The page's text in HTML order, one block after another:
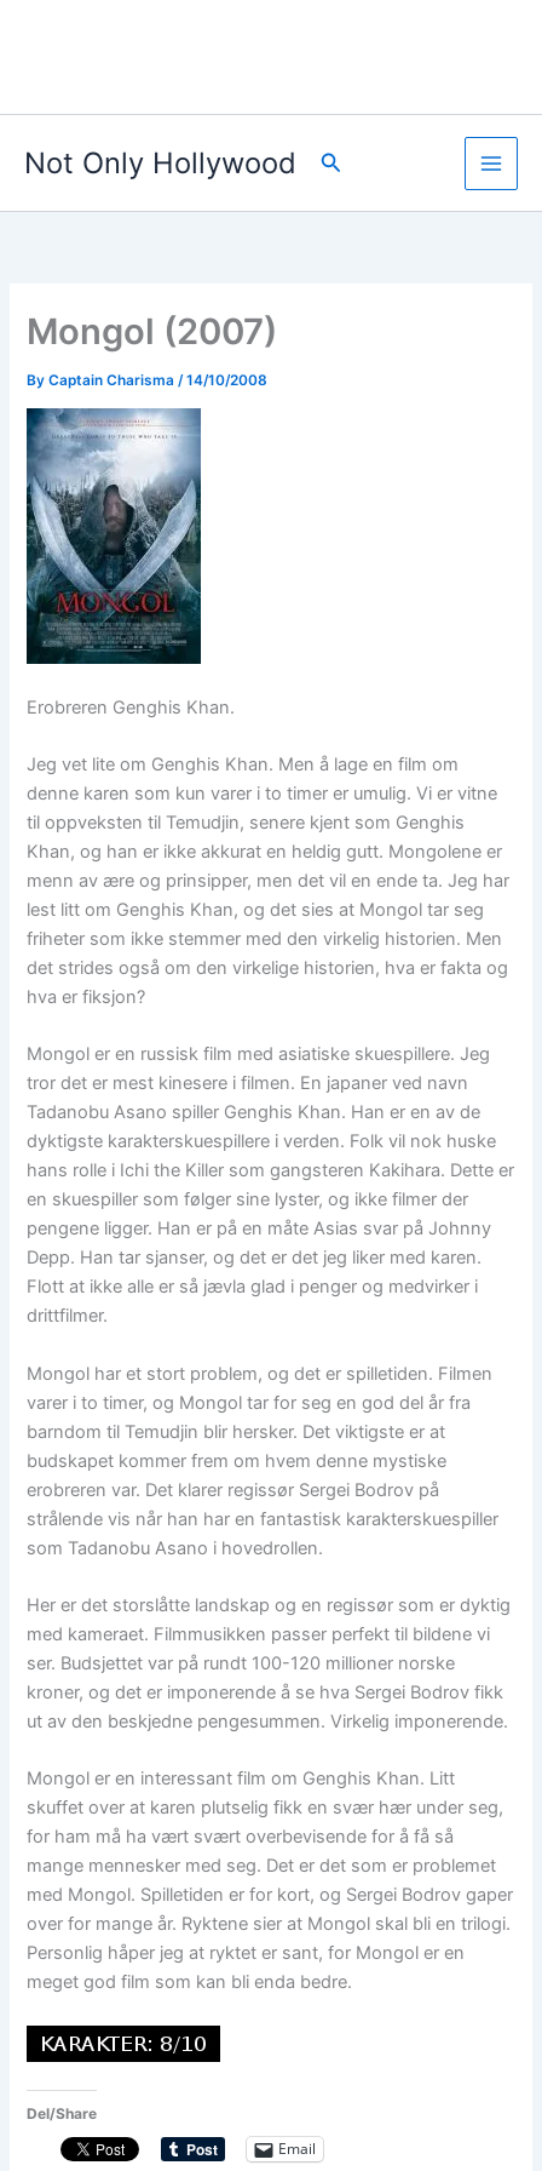
Not Only Hollywood Search
Mongol (2007)
ByCaptain Charisma /14/10/2008
Erobreren Genghis Khan.
Jeg vet lite om Genghis Khan. Men å lage en film om
denne karen som kun varer i to timer er umulig. Vi er vitne
til oppveksten til Temudjin, senere kjent som Genghis
Khan, og han er ikke akkurat en heldig gutt. Mongolene er
menn av ære og prinsipper, men det vil en ende ta. Jeg har
lest litt om Genghis Khan, og det sies at Mongol tar seg
friheter som ikke stemmer med den virkelig historien. Men
det strides også om den virkelige historien, hva er fakta og
hva er fiksjon?
Mongol er en russisk film med asiatiske skuespillere. Jeg
tror det er mest kinesere i filmen. En japaner ved navn
Tadanobu Asano spiller Genghis Khan. Han er en av de
dyktigste karakterskuespillere i verden. Folk vil nok huske
hans rolle i Ichi the Killer som gangsteren Kakihara. Dette er
en skuespiller som følger sine lyster, og ikke filmer der
pengene ligger. Han er på en måte Asias svar på Johnny
Depp. Han tar sjanser, og det er det jeg liker med karen.
Flott at ikke alle er så jævla glad i penger og medvirker i
drittfilmer.
Mongol har et stort problem, og det er spilletiden. Filmen
varer i to timer, og Mongol tar for seg en god del år fra
barndom til Temudjin blir hersker. Det viktigste er at
budskapet kommer frem om hvem denne mystiske
erobreren var. Det klarer regissør Sergei Bodrov på
strålende vis når han har en fantastisk karakterskuespiller
som Tadanobu Asano i hovedrollen.
Her er det storslåtte landskap og en regissør som er dyktig
med kameraet. Filmmusikken passer perfekt til bildene vi
ser. Budsjettet var på rundt 100-120 millioner norske
kroner, og det er imponerende å se hva Sergei Bodrov fikk
ut av den beskjedne pengesummen. Virkelig imponerende.
Mongol er en interessant film om Genghis Khan. Litt
skuffet over at karen plutselig fikk en svær hær under seg,
for ham må ha vært svært overbevisende for å få så
mange mennesker med seg. Det er det som er problemet
med Mongol. Spilletiden er for kort, og Sergei Bodrov gaper
over for mange år. Ryktene sier at Mongol skal bli en trilogi.
Personlig håper jeg at ryktet er sant, for Mongol er en
meget god film som kan bli enda bedre.
Del/Share
Email